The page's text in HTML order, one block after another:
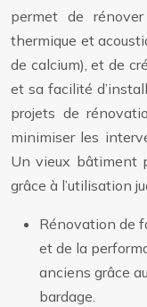
permet de rénover
thermique et
de calcium), et de
et sa facilité
projets de
minimiser les
Un vieux bâtiment
grâce à l’utilisation
Rénovation de
et de la
anciens grâce
bardage.